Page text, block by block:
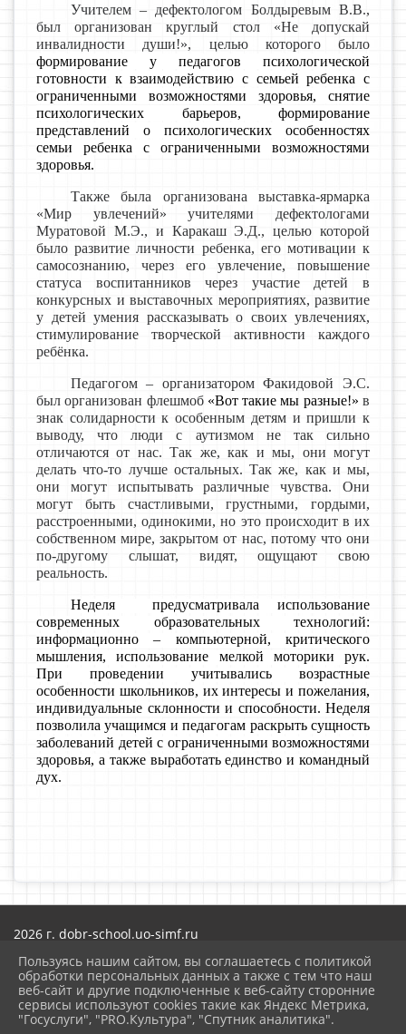
Учителем – дефектологом Болдыревым В.В.,
был организован круглый стол «Не допускай
инвалидности души!», целью которого было
формирование у педагогов психологической
готовности к взаимодействию с семьей ребенка с
ограниченными возможностями здоровья, снятие
психологических барьеров, формирование
представлений о психологических особенностях
семьи ребенка с ограниченными возможностями
здоровья.
Также была организована выставка-ярмарка
«Мир увлечений» учителями дефектологами
Муратовой М.Э., и Каракаш Э.Д., целью которой
былоразвитие личности ребенка, его мотивации к
самосознанию, через его увлечение, повышение
статуса воспитанников через участие детей в
конкурсных и выставочных мероприятиях, развитие
у детей умения рассказывать о своих увлечениях,
стимулирование творческой активности каждого
ребёнка.
Педагогом – организатором Факидовой Э.С.
был организован флешмоб «Вот такие мы разные!»в
знак солидарности к особенным детям и пришли к
выводу, что люди с аутизмом не так сильно
отличаются от нас. Так же, как и мы, они могут
делать что-то лучше остальных. Так же, как и мы,
они могут испытывать различные чувства. Они
могут быть счастливыми, грустными, гордыми,
расстроенными, одинокими, но это происходит в их
собственном мире, закрытом от нас, потому что они
по-другому слышат, видят, ощущают свою
реальность.
Неделя предусматривала использование
современных образовательных технологий:
информационно – компьютерной, критического
мышления, использование мелкой моторики рук.
При проведении учитывались возрастные
особенности школьников, их интересы и пожелания,
индивидуальные склонности и способности. Неделя
позволила учащимся и педагогам раскрыть сущность
заболеваний детей с ограниченными возможностями
здоровья, а также выработать единство и командный
дух.
2026 г. dobr-school.uo-simf.ru
Карта сайта
Политика обработки персональных данных
Сделано на KubCMS
Разработка и поддержка
Пользуясь нашим сайтом, вы соглашаетесь с политикой
обработки персональных данных а также с тем что наш
веб-сайт и другие подключенные к веб-сайту сторонние
сервисы используют cookies такие как Яндекс Метрика,
"Госуслуги", "PRO.Культура", "Спутник аналитика".